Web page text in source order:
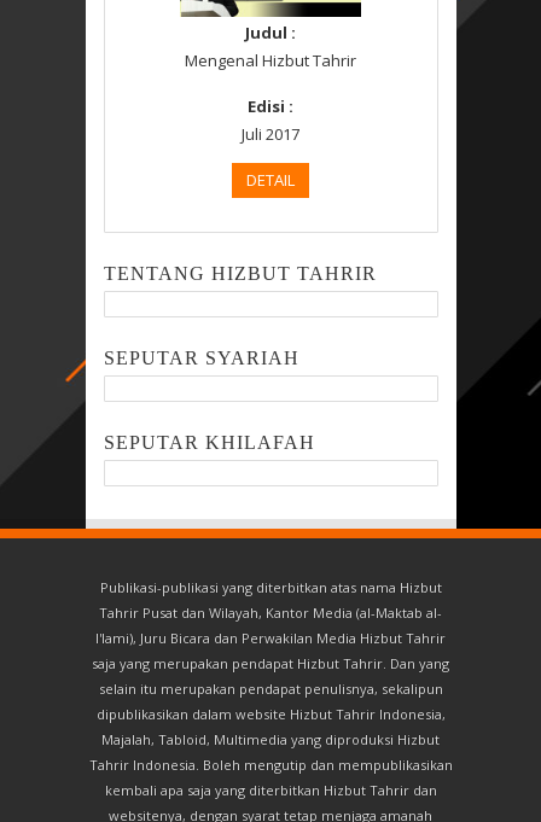
Judul :
Mengenal Hizbut Tahrir
Edisi :
Juli 2017
DETAIL
TENTANG HIZBUT TAHRIR
SEPUTAR SYARIAH
SEPUTAR KHILAFAH
Publikasi-publikasi yang diterbitkan atas nama Hizbut
Tahrir Pusat dan Wilayah, Kantor Media (al-Maktab al-
I'lami), Juru Bicara dan Perwakilan Media Hizbut Tahrir
saja yang merupakan pendapat Hizbut Tahrir. Dan yang
selain itu merupakan pendapat penulisnya, sekalipun
dipublikasikan dalam website Hizbut Tahrir Indonesia,
Majalah, Tabloid, Multimedia yang diproduksi Hizbut
Tahrir Indonesia. Boleh mengutip dan mempublikasikan
kembali apa saja yang diterbitkan Hizbut Tahrir dan
websitenya, dengan syarat tetap menjaga amanah